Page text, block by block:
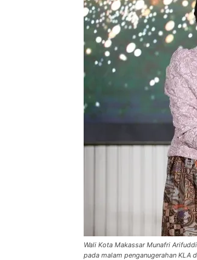
Wali Kota Makassar Munafri
pada malam penganugerahan KLA